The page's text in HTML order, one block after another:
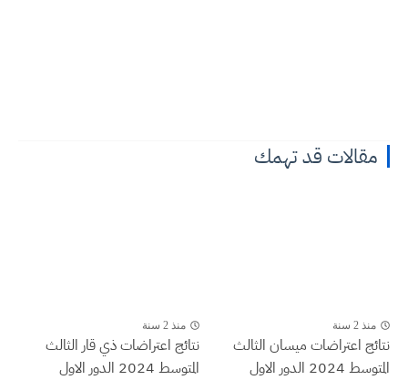
مقالات قد تهمك
منذ 2 سنة
نتائج اعتراضات ميسان الثالث
المتوسط 2024 الدور الاول
منذ 2 سنة
نتائج اعتراضات ذي قار الثالث
المتوسط 2024 الدور الاول